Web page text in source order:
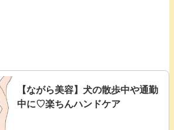
【ながら美容】犬の散歩中や通勤
中に♡楽ちんハンドケア